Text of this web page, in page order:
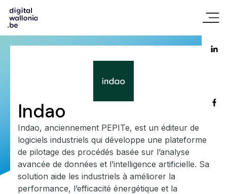
Indao
Indao, anciennement PEPITe, est un éditeur de
logiciels industriels qui développe une plateforme
de pilotage des procédés basée sur l’analyse
avancée de données et l’intelligence artificielle. Sa
solution aide les industriels à améliorer la
performance, l’efficacité énergétique et la